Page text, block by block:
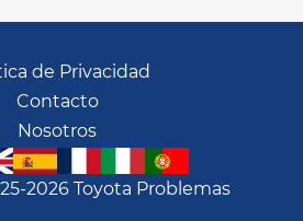
Wagon
2026 Toyota Problemas
de Privacidad
Contacto
Nosotros